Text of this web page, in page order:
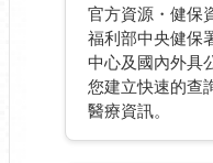
官方資源・健保
福利部中央健保
中心及國內外具
您建立快速的查
醫療資訊。